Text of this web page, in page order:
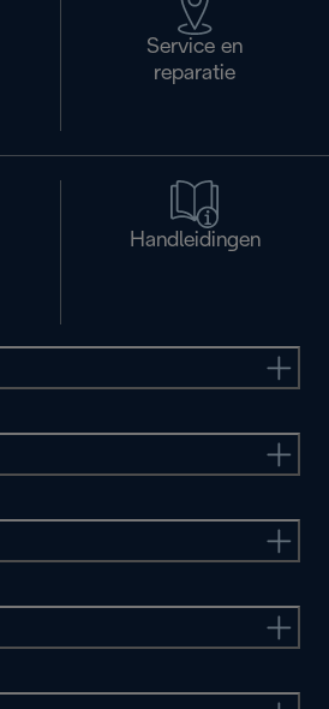
Service en
reparatie
Handleidingen